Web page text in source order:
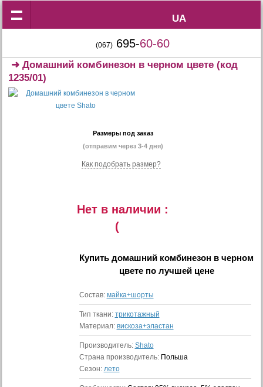
UA
UA
(067) 695-60-60
➜Домашний комбинезон в черном цвете (код
1235/01)
Размеры под заказ
(отправим через 3-4 дня)
Как подобрать размер?
Нет в наличии :
(
Купитьдомашний комбинезон в черном
цветепо лучшей цене
Состав: майка+шорты
Тип ткани: трикотажный
Материал: вискоза+эластан
Производитель: Shato
Страна производитель: Польша
Сезон: лето